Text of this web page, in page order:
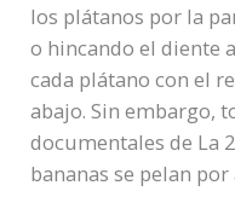
los plátanos por la
o hincando el diente
cada plátano con el
abajo. Sin embargo,
documentales de La
bananas se pelan por